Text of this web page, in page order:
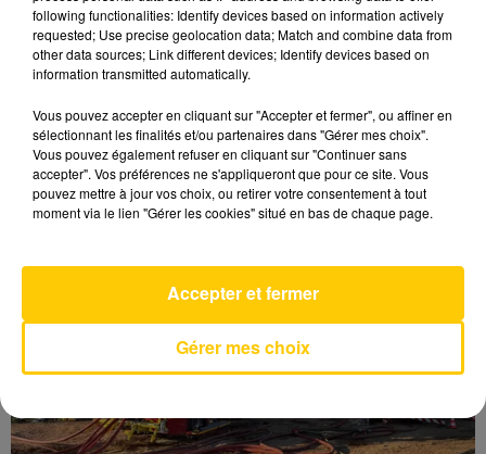
→2 mois rembourséspour les lignes les plus
dégradées : Toulouse-Rodez, Toulouse-Foix,
Toulouse-Auch, Toulouse-Tarbes et Toulouse-
LES DERNIERES INFOS
following functionalities: Identify devices based on information actively
requested; Use precise geolocation data; Match and combine data from
other data sources; Link different devices; Identify devices based on
information transmitted automatically.
Vous pouvez accepter en cliquant sur "Accepter et fermer", ou affiner en
sélectionnant les finalités et/ou partenaires dans "Gérer mes choix".
Vous pouvez également refuser en cliquant sur "Continuer sans
accepter". Vos préférences ne s'appliqueront que pour ce site. Vous
pouvez mettre à jour vos choix, ou retirer votre consentement à tout
moment via le lien "Gérer les cookies" situé en bas de chaque page.
Gérer mes choix
Accepter et fermer